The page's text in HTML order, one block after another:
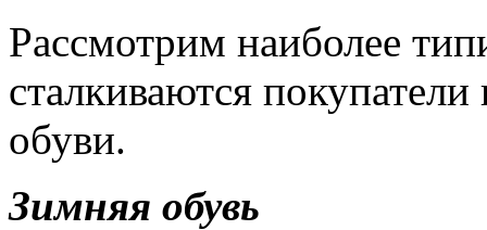
Рассмотрим наиболее
сталкиваются
обуви.
Зимняя обувь